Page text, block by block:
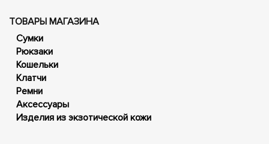
ТОВАРЫ МАГАЗИНА
Сумки
Рюкзаки
Кошельки
Клатчи
Ремни
Аксессуары
Изделия из экзотической кожи